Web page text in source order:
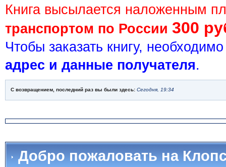
Книга высылается наложенным
транспортом по России 300
Чтобы заказать книгу,
адрес и данные получателя.
С возвращением, последний раз вы были здесь: Сегодня, 19:34
Добро пожаловать на